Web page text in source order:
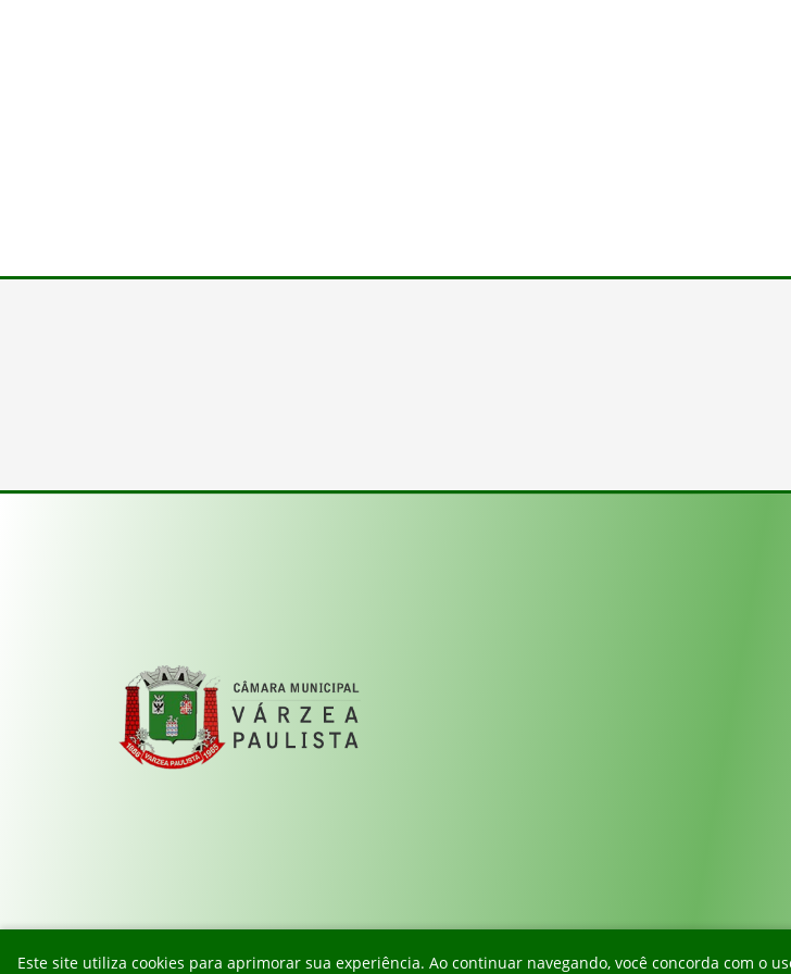
Versão1.3.3• 10/05/2026
Este site utiliza cookies para aprimorar sua experiência. Ao continuar navegando, você concorda com o